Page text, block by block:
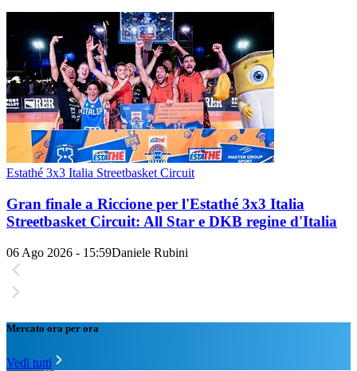
Estathé 3x3 Italia Streetbasket Circuit
Gran finale a Riccione per l'Estathé 3x3 Italia
Streetbasket Circuit: All Star e DKB regine d'Italia
06 Ago 2026 - 15:59Daniele Rubini
Mercato ora per ora
Vedi tutti